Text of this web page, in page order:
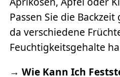
Passen Sie die
da verschiedene
Feuchtigkeitsgehalte
→Wie Kann Ich